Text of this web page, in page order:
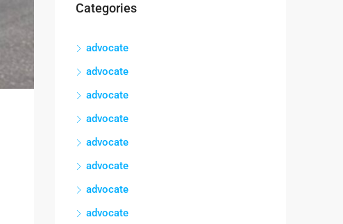
Categories
advocate
advocate
advocate
advocate
advocate
advocate
advocate
advocate